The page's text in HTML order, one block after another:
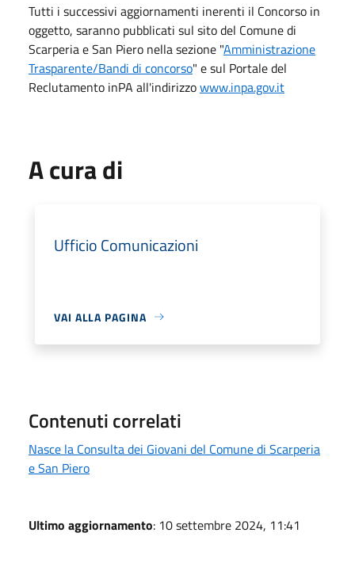
Tutti i successivi aggiornamenti inerenti il Concorso in
oggetto, saranno pubblicati sul sito del Comune di
Scarperia e San Piero nella sezione "Amministrazione
Trasparente/Bandi di concorso" e sul Portale del
Reclutamento inPA all'indirizzowww.inpa.gov.it
A cura di
Ufficio Comunicazioni
VAI ALLA PAGINA
Contenuti correlati
Nasce la Consulta dei Giovani del Comune di Scarperia
e San Piero
Ultimo aggiornamento: 10 settembre 2024, 11:41